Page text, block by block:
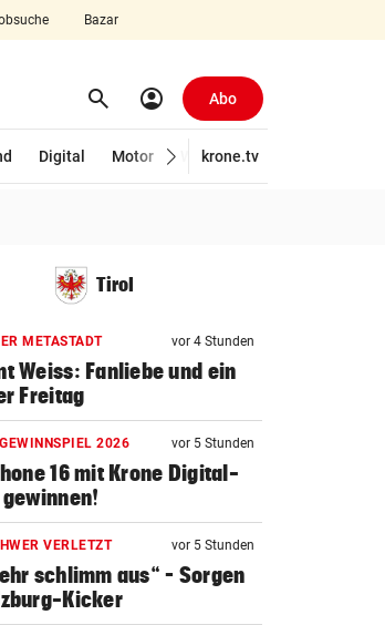
Bazar
search Suchen
account_circle Abo
Digital Motor Wirtschaft
krone.tv
Tirol
METASTADT vor 4 Stunden
Weiss: Fanliebe und ein
Freitag
2026 vor 5 Stunden
16 mit Krone Digital-
gewinnen!
VERLETZT vor 5 Stunden
schlimm aus“ – Sorgen
Kicker